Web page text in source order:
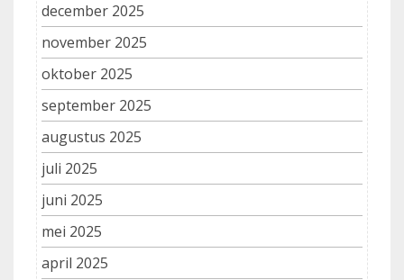
december 2025
november 2025
oktober 2025
september 2025
augustus 2025
juli 2025
juni 2025
mei 2025
april 2025